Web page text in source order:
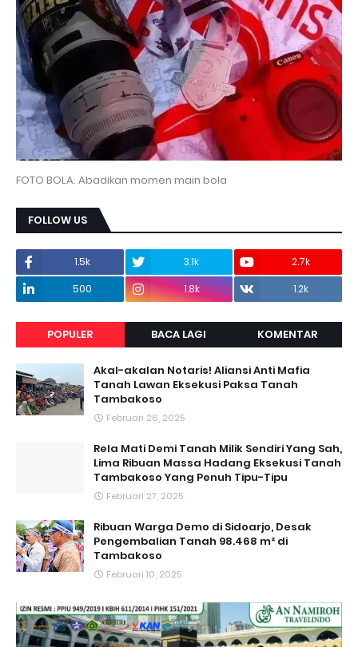
FOTO BOLA. Abadikan momen main bola
FOLLOW US
1.5k 3.1k
2.7k
500
1.8k 1.2k
POPULER BACA LAGI KOMENTAR
Akal-akalan Notaris! Aliansi Anti Mafia
Tanah Lawan Eksekusi Paksa Tanah
Tambakoso
Februari 26, 2025
Rela Mati Demi Tanah Milik Sendiri Yang Sah,
Lima Ribuan Massa Hadang Eksekusi Tanah
Tambakoso Yang Penuh Tipu-Tipu
Februari 27, 2025
Ribuan Warga Demo di Sidoarjo, Desak
Pengembalian Tanah 98.468 m² di
Tambakoso
Februari 10, 2025